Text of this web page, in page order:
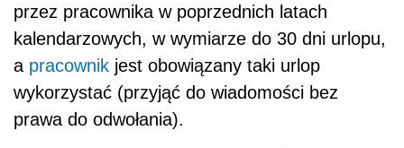
przez pracownika w poprzednich latach
kalendarzowych, w wymiarze do 30 dni urlopu,
a pracownik jest obowiązany taki urlop
wykorzystać (przyjąć do wiadomości bez
prawa do odwołania).